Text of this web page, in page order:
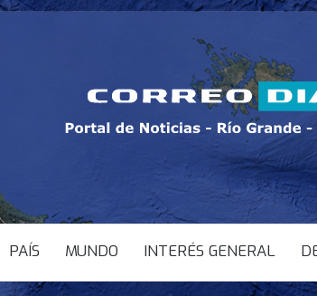
PAÍS MUNDO INTERÉS GENERAL